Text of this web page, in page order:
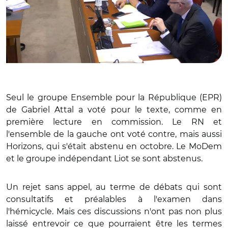
Seul le groupe Ensemble pour la République (EPR)
de Gabriel Attal a voté pour le texte, comme en
première lecture en commission. Le RN et
l'ensemble de la gauche ont voté contre, mais aussi
Horizons, qui s'était abstenu en octobre. Le MoDem
et le groupe indépendant Liot se sont abstenus.
Un rejet sans appel, au terme de débats qui sont
consultatifs et préalables à l'examen dans
l'hémicycle. Mais ces discussions n'ont pas non plus
laissé entrevoir ce que pourraient être les termes